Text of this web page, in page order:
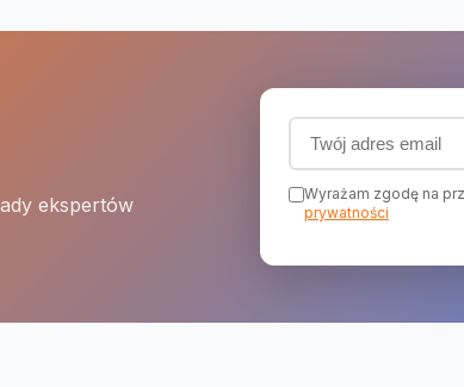
ekspertów
Adres email
Wyrażam zgodę na
prywatności